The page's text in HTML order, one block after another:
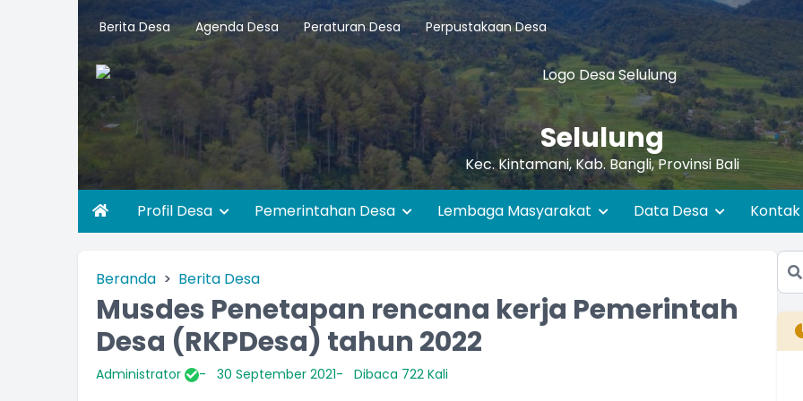
Berita Desa Agenda Desa Peraturan Desa Perpustakaan Desa
Selulung
Kec. Kintamani, Kab. Bangli, Provinsi Bali
Profil Desa Pemerintahan Desa Lembaga Masyarakat Data Desa Kontak
Beranda Berita Desa
Musdes Penetapan rencana kerja Pemerintah
Desa (RKPDesa) tahun 2022
Administrator 30 September 2021 Dibaca 722 Kali